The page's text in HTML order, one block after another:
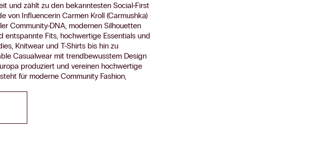
und zählt zu den bekanntesten Social-First
von Influencerin Carmen Kroll (Carmushka)
Community-DNA, modernen Silhouetten
entspannte Fits, hochwertige Essentials und
Knitwear und T-Shirts bis hin zu
Casualwear mit trendbewusstem Design
produziert und vereinen hochwertige
für moderne Community Fashion,